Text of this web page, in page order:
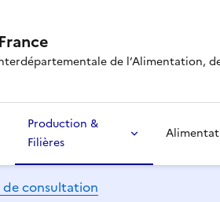
de l’Alimentation,
Production &
Filières
de consultation